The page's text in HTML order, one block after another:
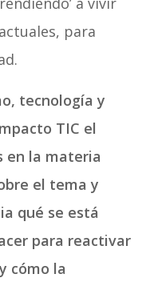
para
tecnología y
TIC el
en la materia
el tema y
qué se está
para reactivar
cómo la